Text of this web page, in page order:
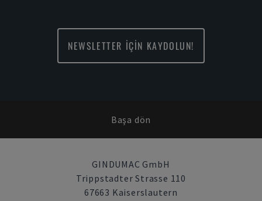
NEWSLETTER İÇİN KAYDOLUN!
Başa dön
GINDUMAC GmbH
Trippstadter Strasse 110
67663 Kaiserslautern